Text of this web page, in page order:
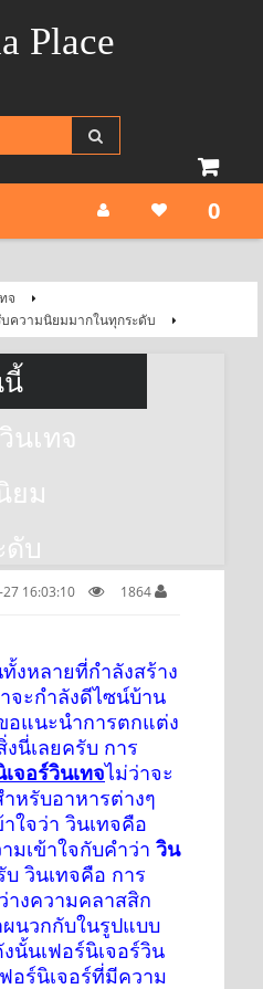
Place
0
จ
บความนิยมมากในทุกระดับ
นเทจ
ยม
ดับ
16:03:10 1864
งหลายที่กำลังสร้าง
จะกำลังดีไซน์บ้าน
อแนะนำการตกแต่ง
นี่เลยครับ การ
เจอร์วินเทจไม่ว่าจะ
หรับอาหารต่างๆ
ใจว่า วินเทจคือ
มเข้าใจกับคำว่า วิน
วินเทจคือ การ
างความคลาสสิก
นวกกับในรูปแบบ
นั้นเฟอร์นิเจอร์วิน
อร์นิเจอร์ที่มีความ